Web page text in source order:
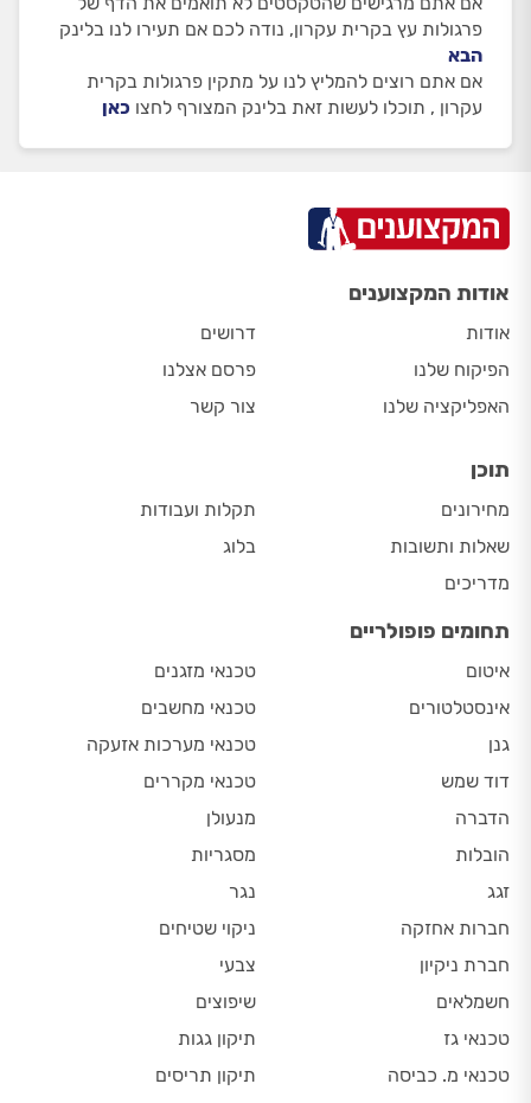
פרגולות עץ בקרית עקרון, נודה לכם אם תעירו לנו בלינק
הבא
אם אתם רוצים להמליץ לנו על מתקין פרגולות בקרית
עקרון , תוכלו לעשות זאת בלינק המצורף לחצו כאן
אודות המקצוענים
אודות
הפיקוח שלנו
האפליקציה שלנו
דרושים
פרסם אצלנו
צור קשר
תוכן
מחירונים
שאלות ותשובות
מדריכים
תקלות ועבודות
בלוג
תחומים פופולריים
איטום
אינסטלטורים
גנן
דוד שמש
הדברה
הובלות
זגג
חברות אחזקה
חברת ניקיון
חשמלאים
טכנאי גז
טכנאי מ. כביסה
טכנאי מזגנים
טכנאי מחשבים
טכנאי מערכות אזעקה
טכנאי מקררים
מנעולן
מסגריות
נגר
ניקוי שטיחים
צבעי
שיפוצים
תיקון גגות
תיקון תריסים